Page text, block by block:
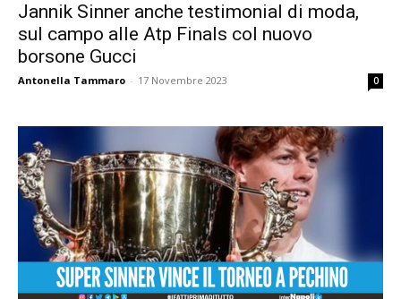
Jannik Sinner anche testimonial di moda,
sul campo alle Atp Finals col nuovo
borsone Gucci
Antonella Tammaro - 17 Novembre 2023 0